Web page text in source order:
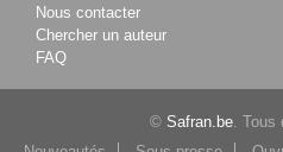
Nous contacter
Chercher un auteur
FAQ
© Safran.be. Tous